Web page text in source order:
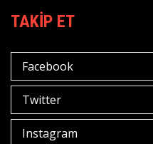
TAKIP ET
Facebook
Twitter
Instagram